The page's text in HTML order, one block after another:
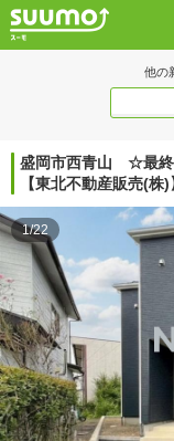
他の
盛岡市西青山 ☆
【東北不動産販売(株)
1/22